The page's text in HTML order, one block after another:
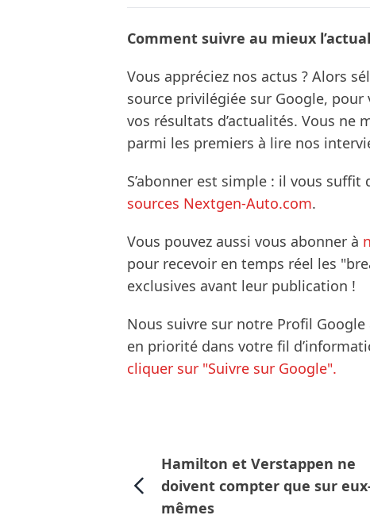
Comment suivre au mieux
Vous appréciez nos actus ? Alors
source privilégiée sur Google, pour
vos résultats d’actualités. Vous ne
parmi les premiers à lire nos
S’abonner est simple : il vous suffit
sources Nextgen-Auto.com.
Vous pouvez aussi vous abonner à
pour recevoir en temps réel les
exclusives avant leur publication !
Nous suivre sur notre Profil
en priorité dans votre fil
cliquer sur "Suivre sur Google".
Hamilton et Verstappen ne
doivent compter que sur
mêmes